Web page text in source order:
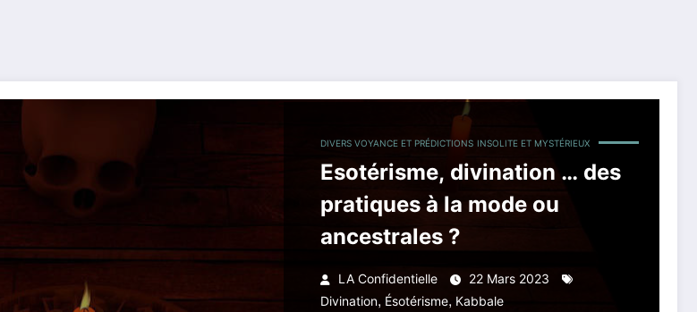
DIVERS VOYANCE ET PRÉDICTIONS INSOLITE ET MYSTÉRIEUX
Esotérisme, divination … des
pratiques à la mode ou
ancestrales ?
LA Confidentielle
22 Mars 2023
Divination, Ésotérisme, Kabbale